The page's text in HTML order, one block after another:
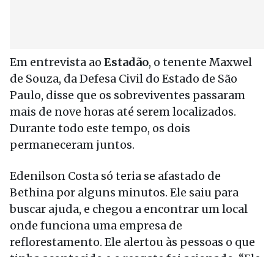
Em entrevista ao Estadão, o tenente Maxwel
de Souza, da Defesa Civil do Estado de São
Paulo, disse que os sobreviventes passaram
mais de nove horas até serem localizados.
Durante todo este tempo, os dois
permaneceram juntos.
Edenilson Costa só teria se afastado de
Bethina por alguns minutos. Ele saiu para
buscar ajuda, e chegou a encontrar um local
onde funciona uma empresa de
reflorestamento. Ele alertou às pessoas o que